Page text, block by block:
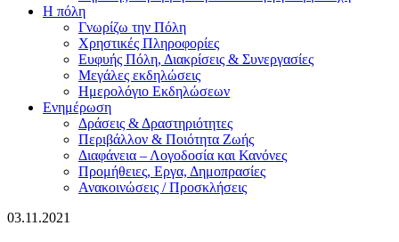
Η πόλη
Γνωρίζω την Πόλη
Χρηστικές Πληροφορίες
Ευφυής Πόλη, Διακρίσεις & Συνεργασίες
Μεγάλες εκδηλώσεις
Ημερολόγιο Εκδηλώσεων
Ενημέρωση
Δράσεις & Δραστηριότητες
Περιβάλλον & Ποιότητα Ζωής
Διαφάνεια – Λογοδοσία και Κανόνες
Προμήθειες, Εργα, Δημοπρασίες
Ανακοινώσεις / Προσκλήσεις
03.11.2021